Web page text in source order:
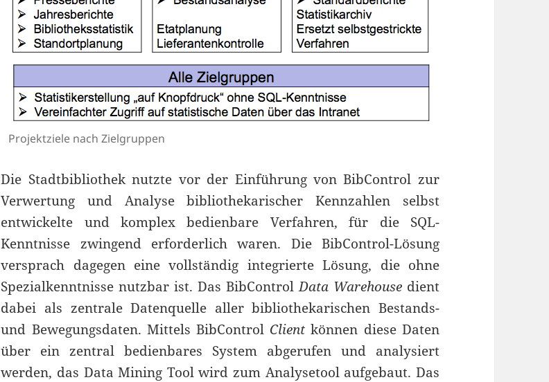
Projektziele nach Zielgruppen
Die Stadtbibliothek nutzte vor der Einführung von BibControl zur
Verwertung und Analyse bibliothekarischer Kennzahlen selbst
entwickelte und komplex bedienbare Verfahren, für die SQL-
Kenntnisse zwingend erforderlich waren. Die BibControl-Lösung
versprach dagegen eine vollständig integrierte Lösung, die ohne
Spezialkenntnisse nutzbar ist. Das BibControlData Warehousedient
dabei als zentrale Datenquelle aller bibliothekarischen Bestands-
und Bewegungsdaten. Mittels BibControl Client können diese Daten
über ein zentral bedienbares System abgerufen und analysiert
werden, das Data Mining Tool wird zum Analysetool aufgebaut. Das